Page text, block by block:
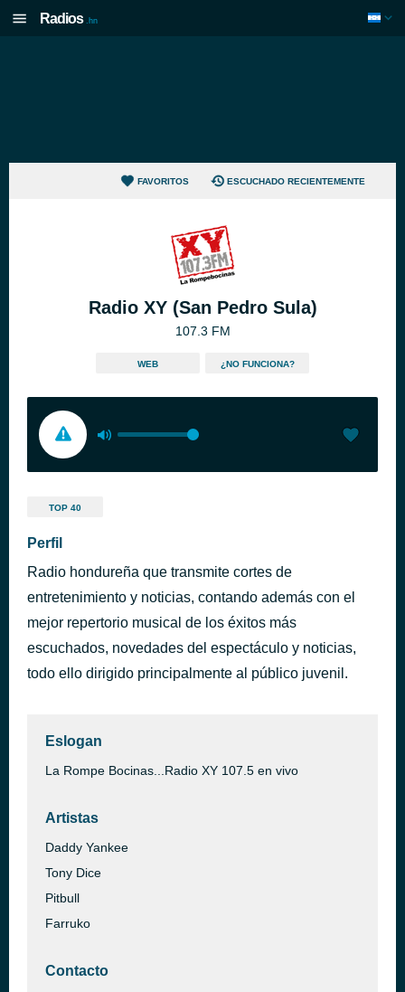
Radios .hn
FAVORITOS ESCUCHADO RECIENTEMENTE
Radio XY (San Pedro Sula)
107.3 FM
WEB ¿NO FUNCIONA?
TOP 40
Perfil
Radio hondureña que transmite cortes de
entretenimiento y noticias, contando además con el
mejor repertorio musical de los éxitos más
escuchados, novedades del espectáculo y noticias,
todo ello dirigido principalmente al público juvenil.
Eslogan
La Rompe Bocinas...Radio XY 107.5 en vivo
Artistas
Daddy Yankee
Tony Dice
Pitbull
Farruko
Contacto